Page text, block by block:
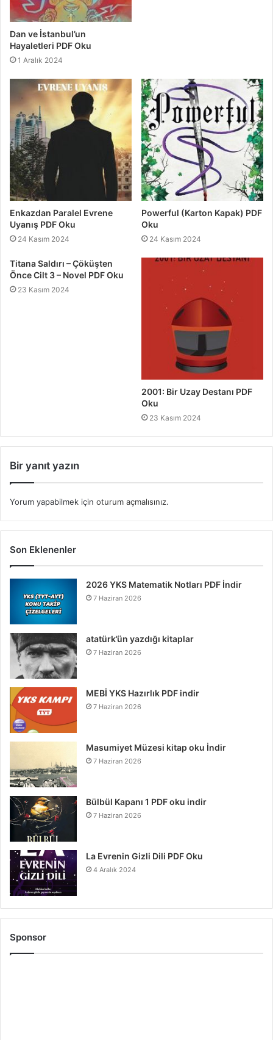
Dan ve İstanbul’un
Hayaletleri PDF Oku
1 Aralık 2024
Enkazdan Paralel Evrene
Uyanış PDF Oku
24 Kasım 2024
Powerful (Karton Kapak) PDF
Oku
24 Kasım 2024
Titana Saldırı – Çöküşten
Önce Cilt 3 – Novel PDF Oku
23 Kasım 2024
2001: Bir Uzay Destanı PDF
Oku
23 Kasım 2024
Bir yanıt yazın
Yorum yapabilmek için oturum açmalısınız.
Son Eklenenler
2026 YKS Matematik Notları PDF İndir
7 Haziran 2026
atatürk’ün yazdığı kitaplar
7 Haziran 2026
MEBİ YKS Hazırlık PDF indir
7 Haziran 2026
Masumiyet Müzesi kitap oku İndir
7 Haziran 2026
Bülbül Kapanı 1 PDF oku indir
7 Haziran 2026
La Evrenin Gizli Dili PDF Oku
4 Aralık 2024
Sponsor